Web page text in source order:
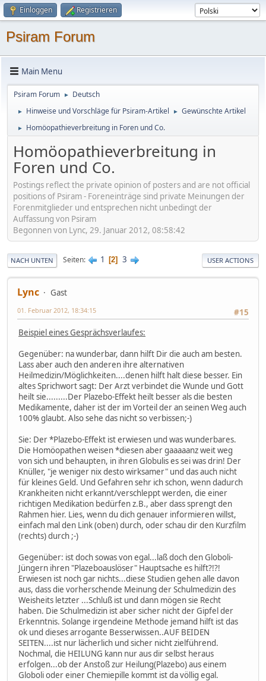
Einloggen Registrieren
Psiram Forum
Main Menu
Psiram Forum ► Deutsch
► Hinweise und Vorschläge für Psiram-Artikel ► Gewünschte Artikel
► Homöopathieverbreitung in Foren und Co.
Homöopathieverbreitung in
Foren und Co.
Postings reflect the private opinion of posters and are not official
positions of Psiram - Foreneinträge sind private Meinungen der
Forenmitglieder und entsprechen nicht unbedingt der
Auffassung von Psiram
Begonnen von Lync, 29. Januar 2012, 08:58:42
NACH UNTEN Seiten 1 2 3 USER ACTIONS
Lync
Gast
#15
01. Februar 2012, 18:34:15
Beispiel eines Gesprächsverlaufes:
Gegenüber: na wunderbar, dann hilft Dir die auch am besten.
Lass aber auch den anderen ihre alternativen
Heilmedizin/Möglichkeiten....denen hilft halt diese besser. Ein
altes Sprichwort sagt: Der Arzt verbindet die Wunde und Gott
heilt sie.........Der Plazebo-Effekt heilt besser als die besten
Medikamente, daher ist der im Vorteil der an seinen Weg auch
100% glaubt. Also sehe das nicht so verbissen;-)
Sie: Der *Plazebo-Effekt ist erwiesen und was wunderbares.
Die Homöopathen weisen *diesen aber gaaaaanz weit weg
von sich und behaupten, in ihren Globulis es sei was drin! Der
Knüller, "je weniger nix desto wirksamer" und das auch nicht
für kleines Geld. Und Gefahren sehr ich schon, wenn dadurch
Krankheiten nicht erkannt/verschleppt werden, die einer
richtigen Medikation bedürfen z.B., aber dass sprengt den
Rahmen hier. Lies, wenn du dich genauer informieren willst,
einfach mal den Link (oben) durch, oder schau dir den Kurzfilm
(rechts) durch ;-)
Gegenüber: ist doch sowas von egal...laß doch den Globoli-
Jüngern ihren "Plazeboauslöser" Hauptsache es hilft?!?!
Erwiesen ist noch gar nichts...diese Studien gehen alle davon
aus, dass die vorherschende Meinung der Schulmedizin des
Weisheits letzter ...Schluß ist und dann mögen sie Recht
haben. Die Schulmedizin ist aber sicher nicht der Gipfel der
Erkenntnis. Solange irgendeine Methode jemand hilft ist das
ok und dieses arrogante Besserwissen..AUF BEIDEN
SEITEN....ist nur lächerlich und sicher nicht zielführend.
Nochmal, die HEILUNG kann nur aus dir selbst heraus
erfolgen...ob der Anstoß zur Heilung(Plazebo) aus einem
Globoli oder einer Chemiepille kommt ist da völlig egal.